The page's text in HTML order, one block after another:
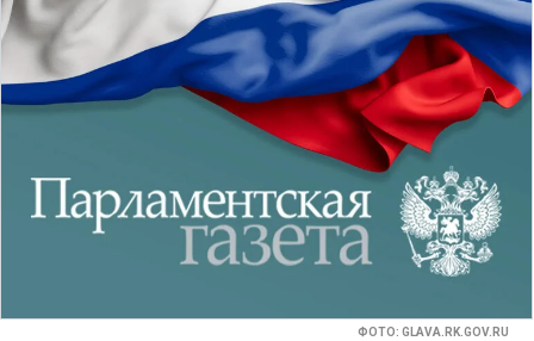
ФОТО: GLAVA.RK.GOV.RU